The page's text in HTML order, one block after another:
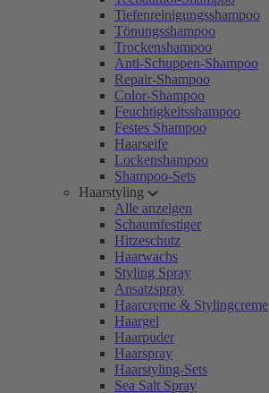
Tiefenreinigungsshampoo
Tönungsshampoo
Trockenshampoo
Anti-Schuppen-Shampoo
Repair-Shampoo
Color-Shampoo
Feuchtigkeitsshampoo
Festes Shampoo
Haarseife
Lockenshampoo
Shampoo-Sets
Haarstyling
Alle anzeigen
Schaumfestiger
Hitzeschutz
Haarwachs
Styling Spray
Ansatzspray
Haarcreme & Stylingcreme
Haargel
Haarpuder
Haarspray
Haarstyling-Sets
Sea Salt Spray